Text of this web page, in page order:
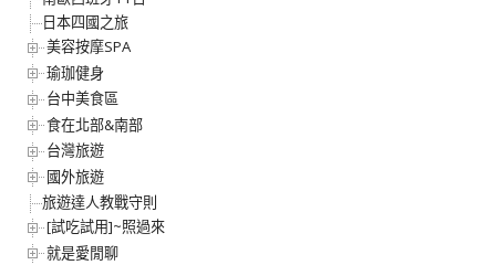
日本四國之旅
美容按摩SPA
瑜珈健身
台中美食區
食在北部&南部
台灣旅遊
國外旅遊
旅遊達人教戰守則
[試吃試用]~照過來
就是愛閒聊